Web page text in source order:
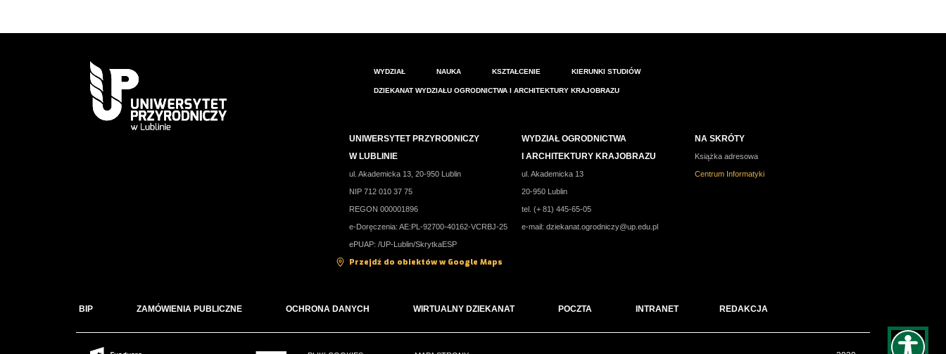
WYDZIAŁ NAUKA KSZTAŁCENIE KIERUNKI STUDIÓW
DZIEKANAT WYDZIAŁU OGRODNICTWA I ARCHITEKTURY KRAJOBRAZU
UNIWERSYTET PRZYRODNICZY
W LUBLINIE
ul. Akademicka 13, 20-950 Lublin
NIP 712 010 37 75
REGON 000001896
e-Doręczenia: AE:PL-92700-40162-VCRBJ-25
ePUAP: /UP-Lublin/SkrytkaESP
Przejdź do obiektów w Google Maps
WYDZIAŁ OGRODNICTWA
I ARCHITEKTURY KRAJOBRAZU
ul. Akademicka 13
20-950 Lublin
tel. (+ 81) 445-65-05
e-mail:dziekanat.ogrodniczy@up.edu.pl
NA SKRÓTY
Książka adresowa
Centrum Informatyki
BIP ZAMÓWIENIA PUBLICZNE OCHRONA DANYCH WIRTUALNY DZIEKANAT POCZTA INTRANET REDAKCJA